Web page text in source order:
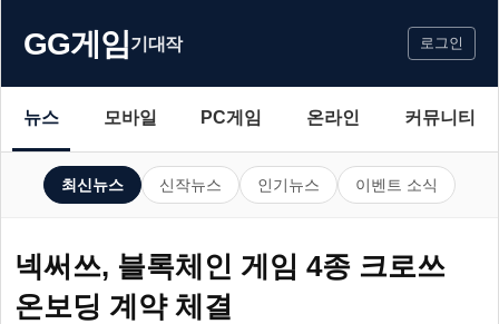
GG게임기대작 로그인
뉴스 모바일 PC게임 온라인 커뮤니티
최신뉴스 신작뉴스 인기뉴스 이벤트 소식
넥써쓰, 블록체인 게임 4종 크로쓰
온보딩 계약 체결